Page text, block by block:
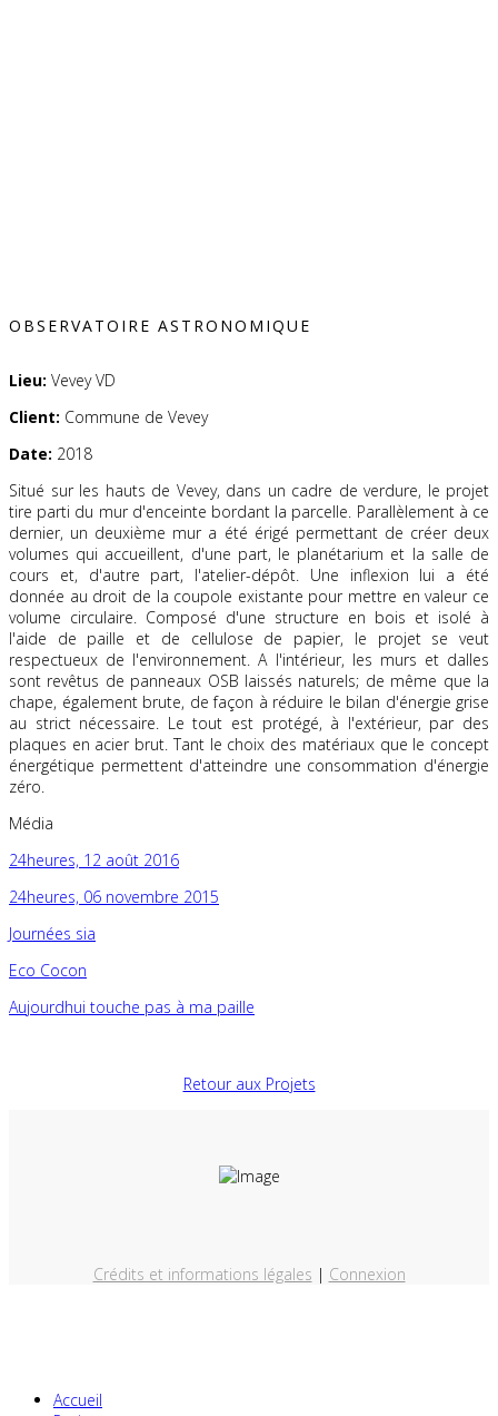
OBSERVATOIRE ASTRONOMIQUE
Lieu: Vevey VD
Client: Commune de Vevey
Date: 2018
Situé sur les hauts de Vevey, dans un cadre de verdure, le projet
tire parti du mur d'enceinte bordant la parcelle. Parallèlement à ce
dernier, un deuxième mur a été érigé permettant de créer deux
volumes qui accueillent, d'une part, le planétarium et la salle de
cours et, d'autre part, l'atelier-dépôt. Une inflexion lui a été
donnée au droit de la coupole existante pour mettre en valeur ce
volume circulaire. Composé d'une structure en bois et isolé à
l'aide de paille et de cellulose de papier, le projet se veut
respectueux de l'environnement. A l'intérieur, les murs et dalles
sont revêtus de panneaux OSB laissés naturels; de même que la
chape, également brute, de façon à réduire le bilan d'énergie grise
au strict nécessaire. Le tout est protégé, à l'extérieur, par des
plaques en acier brut. Tant le choix des matériaux que le concept
énergétique permettent d'atteindre une consommation d'énergie
zéro.
Média
24heures, 12 août 2016
24heures, 06 novembre 2015
Journées sia
Eco Cocon
Aujourdhui touche pas à ma paille
Retour aux Projets
Crédits et informations légales | Connexion
Accueil